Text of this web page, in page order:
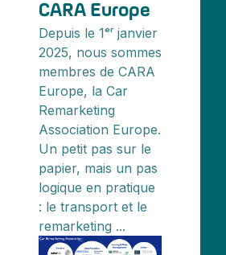
CARA Europe
Depuis le 1ᵉʳ janvier
2025, nous sommes
membres de CARA
Europe, la Car
Remarketing
Association Europe.
Un petit pas sur le
papier, mais un pas
logique en pratique
: le transport et le
remarketing ...